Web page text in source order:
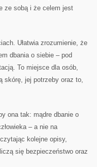
ze sobą i że celem jest
Ułatwia zrozumienie, że
dbania o siebie – pod
To miejsce dla osób,
skórę, jej potrzeby oraz to,
ona tak: mądre dbanie o
– a nie na
kolejne opisy,
się bezpieczeństwo oraz